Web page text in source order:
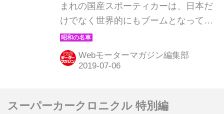
まれの国産スポーティカーは、日本だ
けでなく世界的にもブームとなってい
る。そんな昭和の名車たちを時系列で
紹介していこう。1968年発売のいすゞ
117クーペ。
Webモーターマガジン編集部
スーパーカークロニクル 特別編